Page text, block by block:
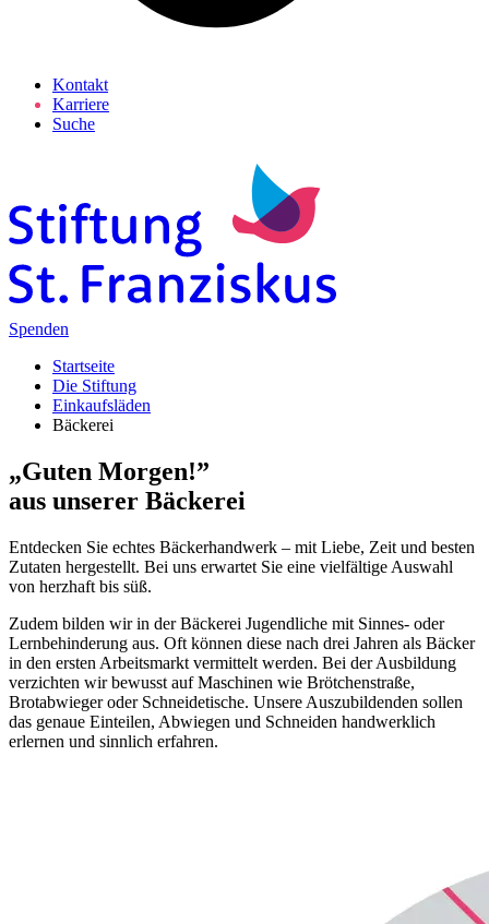
Kontakt
Karriere
Suche
Spenden
Startseite
Die Stiftung
Einkaufsläden
Bäckerei
„Guten Morgen!”
aus unserer Bäckerei
Entdecken Sie echtes Bäckerhandwerk – mit Liebe, Zeit und besten
Zutaten hergestellt. Bei uns erwartet Sie eine vielfältige Auswahl
von herzhaft bis süß.
Zudem bilden wir in der Bäckerei Jugendliche mit Sinnes- oder
Lernbehinderung aus. Oft können diese nach drei Jahren als Bäcker
in den ersten Arbeitsmarkt vermittelt werden. Bei der Ausbildung
verzichten wir bewusst auf Maschinen wie Brötchenstraße,
Brotabwieger oder Schneidetische. Unsere Auszubildenden sollen
das genaue Einteilen, Abwiegen und Schneiden handwerklich
erlernen und sinnlich erfahren.